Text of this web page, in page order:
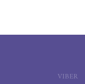
VIBER